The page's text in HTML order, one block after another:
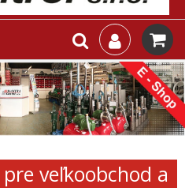
veľkoobchod a